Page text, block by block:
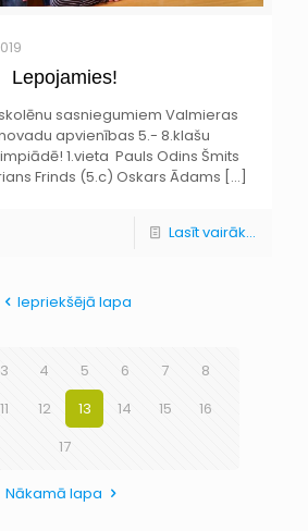
Lepojamies!
sasniegumiem Valmieras
apvienības 5.- 8.klašu
1.vieta Pauls Odins Šmits
Frinds (5.c) Oskars Ādams […]
Lasīt vairāk...
Iepriekšējā lapa
3 4 5 6 7
8
11 12 13 14 15
16
17
Nākamā lapa